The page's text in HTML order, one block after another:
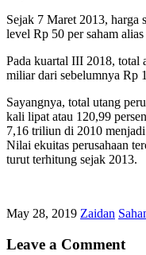
Sejak 7 Maret 2013, harga
level Rp 50 per saham alias
Pada kuartal III 2018, total
miliar dari sebelumnya Rp
Sayangnya, total utang
kali lipat atau 120,99
7,16 triliun di 2010
Nilai ekuitas perusahaan
turut terhitung sejak 2013.
May 28, 2019 Zaidan
Leave a Comment